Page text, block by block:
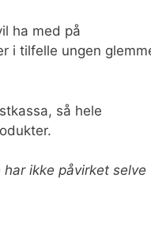
ha med på
i tilfelle ungen
så hele
har ikke påvirket selve